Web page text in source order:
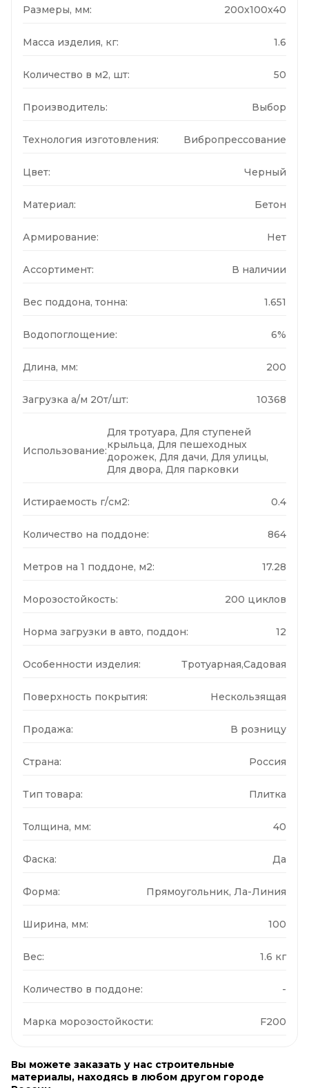
Размеры, мм: 200x100x40
Масса изделия, кг: 1.6
Количество в м2, шт: 50
Производитель: Выбор
Технология изготовления: Вибропрессование
Цвет: Черный
Материал: Бетон
Армирование: Нет
Ассортимент: В наличии
Вес поддона, тонна: 1.651
Водопоглощение: 6%
Длина, мм: 200
Загрузка а/м 20т/шт: 10368
Использование:
Для тротуара, Для ступеней
крыльца, Для пешеходных
дорожек, Для дачи, Для улицы,
Для двора, Для парковки
Истираемость г/см2: 0.4
Количество на поддоне: 864
Метров на 1 поддоне, м2: 17.28
Морозостойкость: 200 циклов
Норма загрузки в авто, поддон: 12
Особенности изделия: Тротуарная,Садовая
Поверхность покрытия: Нескользящая
Продажа: В розницу
Страна: Россия
Тип товара: Плитка
Толщина, мм: 40
Фаска: Да
Форма: Прямоугольник, Ла-Линия
Ширина, мм: 100
Вес: 1.6 кг
Количество в поддоне: -
Марка морозостойкости: F200
Вы можете заказать у нас строительные
материалы, находясь в любом другом городе